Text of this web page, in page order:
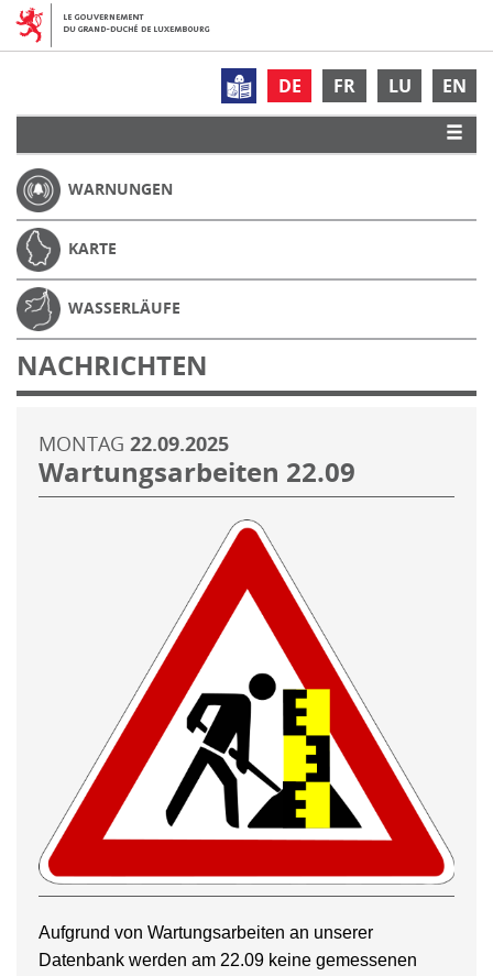
DE FR LU EN
WARNUNGEN
KARTE
WASSERLÄUFE
NACHRICHTEN
MONTAG 22.09.2025
Wartungsarbeiten 22.09
Aufgrund von Wartungsarbeiten an unserer
Datenbank werden am 22.09 keine gemessenen